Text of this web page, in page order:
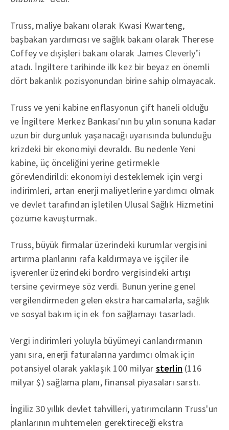
Truss, maliye bakanı olarak Kwasi Kwarteng,
başbakan yardımcısı ve sağlık bakanı olarak Therese
Coffey ve dışişleri bakanı olarak James Cleverly’i
atadı. İngiltere tarihinde ilk kez bir beyaz en önemli
dört bakanlık pozisyonundan birine sahip olmayacak.
Truss ve yeni kabine enflasyonun çift haneli olduğu
ve İngiltere Merkez Bankası'nın bu yılın sonuna kadar
uzun bir durgunluk yaşanacağı uyarısında bulunduğu
krizdeki bir ekonomiyi devraldı. Bu nedenle Yeni
kabine, üç önceliğini yerine getirmekle
görevlendirildi: ekonomiyi desteklemek için vergi
indirimleri, artan enerji maliyetlerine yardımcı olmak
ve devlet tarafından işletilen Ulusal Sağlık Hizmetini
çözüme kavuşturmak.
Truss, büyük firmalar üzerindeki kurumlar vergisini
artırma planlarını rafa kaldırmaya ve işçiler ile
işverenler üzerindeki bordro vergisindeki artışı
tersine çevirmeye söz verdi. Bunun yerine genel
vergilendirmeden gelen ekstra harcamalarla, sağlık
ve sosyal bakım için ek fon sağlamayı tasarladı.
Vergi indirimleri yoluyla büyümeyi canlandırmanın
yanı sıra, enerji faturalarına yardımcı olmak için
potansiyel olarak yaklaşık 100 milyar sterlin (116
milyar $) sağlama planı, finansal piyasaları sarstı.
İngiliz 30 yıllık devlet tahvilleri, yatırımcıların Truss'un
planlarının muhtemelen gerektireceği ekstra